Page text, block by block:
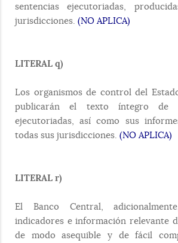
sentencias ejecutoriadas,
jurisdicciones. (NO APLICA)
LITERAL q)
Los organismos de control del
publicarán el texto íntegro de
ejecutoriadas, así como sus
todas sus jurisdicciones. (NO APLICA)
LITERAL r)
El Banco Central,
indicadores e información relevante
de modo asequible y de fácil